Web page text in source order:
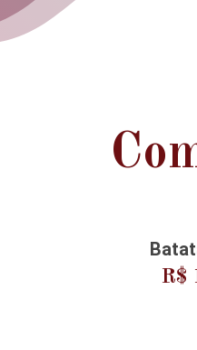
R$